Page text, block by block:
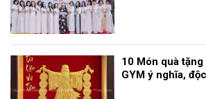
10 Món quà
GYM ý nghĩa,